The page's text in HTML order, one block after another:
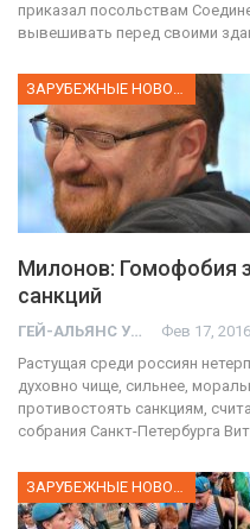
приказал посольствам
вывешивать перед своими
ЗАРУБЕЖНЫЕ НОВОСТИ
Милонов: Гомофобия
санкций
ГЕЙ-АЛЬЯНС УКРАИНА Фев 17, 2016
Растущая среди россиян
духовно чище, сильнее,
противостоять санкциям,
собрания Санкт-Петербурга
ЗАРУБЕЖНЫЕ НОВОСТИ